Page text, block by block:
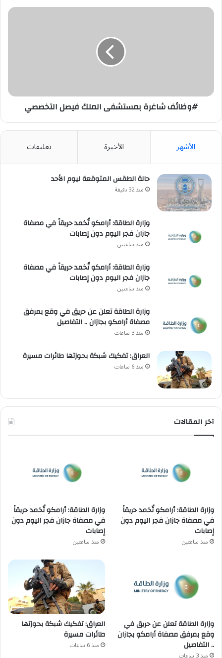
#وظائف
#وظائف شاغرة بمستشفى الملك فيصل التخصصي
الأشهر الأخيرة تعليقات
حالة الطقس المتوقعة ليوم الأحد
منذ 32 دقيقة
وزارة الطاقة: أرامكو تُخمد حريقاً في مصفاة
جازان فجر اليوم دون إصابات
منذ ساعتين
وزارة الطاقة: أرامكو تُخمد حريقاً في مصفاة
جازان فجر اليوم دون إصابات
منذ ساعتين
وزارة الطاقة تعلن عن حريق في وقع بمرفق
مصفاة أرامكو بجازان .. التفاصيل
منذ 3 ساعات
العراق: تفكيك شبكة بحوزتها طائرات مسيرة
منذ 6 ساعات
آخر المقالات
وزارة الطاقة: أرامكو تُخمد حريقاً
في مصفاة جازان فجر اليوم دون
إصابات
منذ ساعتين
وزارة الطاقة: أرامكو تُخمد حريقاً
في مصفاة جازان فجر اليوم دون
إصابات
منذ ساعتين
وزارة الطاقة تعلن عن حريق في
وقع بمرفق مصفاة أرامكو بجازان
.. التفاصيل
العراق: تفكيك شبكة بحوزتها
طائرات مسيرة
منذ 6 ساعات